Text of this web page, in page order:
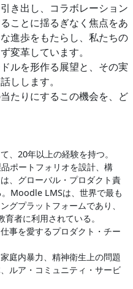
き出し、コラボレーション
ことに揺るぎなく焦点をあ
進歩をもたらし、私たちの
変革しています。
ルを形作る展望と、その実
しします。
たりにするこの機会を、ど
、20年以上の経験を持つ。
ポートフォリオを設計、構
、グローバル・プロダクト責
Moodle LMSは、世界で最も
グプラットフォームであり、
者に利用されている。
事を愛するプロダクト・チー
庭内暴力、精神衛生上の問題
ルア・コミュニティ・サービ